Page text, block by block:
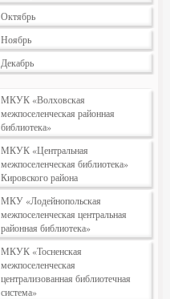
Октябрь
Ноябрь
Декабрь
МКУК «Волховская
межпоселенческая районная
библиотека»
МКУК «Центральная
межпоселенческая библиотека»
Кировского района
МКУ «Лодейнопольская
межпоселенческая центральная
районная библиотека»
МКУК «Тосненская
межпоселенческая
централизованная библиотечная
система»